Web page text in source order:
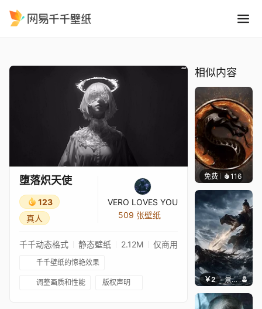
堕落炽天使
123
真人
VERO LOVES YOU
509 张壁纸
千千动态格式 静态壁纸 2.12M 仅商用
千千壁纸的惊艳效果
调整画质和性能 版权声明
相似内容
免费 116
￥2 景毅6688